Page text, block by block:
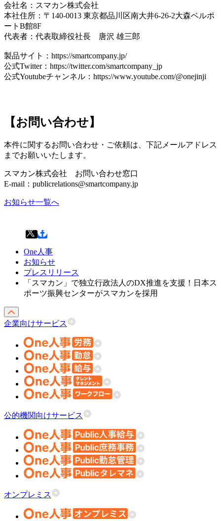
会社名：スマカン株式会社
本社住所：〒140-0013 東京都品川区南大井6-26-2大森ベルポ
ートB館8F
代表者：代表取締役社長 唐沢 雄三郎
製品サイト：https://smartcompany.jp/
公式Twitter：https://twitter.com/smartcompany_jp
公式Youtubeチャンネル：https://www.youtube.com/@onejinji
【お問い合わせ】
本件に関するお問い合わせ・ご依頼は、下記メールアドレス
までお願いいたします。
スマカン株式会社 お問い合わせ窓口
E-mail：publicrelations@smartcompany.jp
お知らせ一覧へ
One人事
お知らせ
プレスリリース
「スマカン」で独立行政法人のDX推進を支援！日本ス
ポーツ振興センターがスマカンを採用
企業向けサービス
公的機関向けサービス
オンプレミス